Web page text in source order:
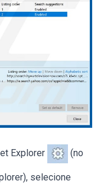
Explorer (no
selecione